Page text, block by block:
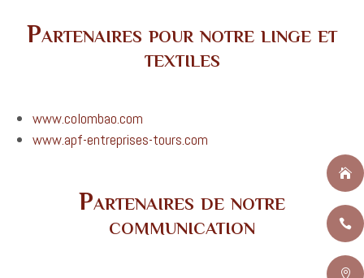



Partenaires pour notre linge et
textiles
www.colombao.com
www.apf-entreprises-tours.com
Partenaires de notre
communication